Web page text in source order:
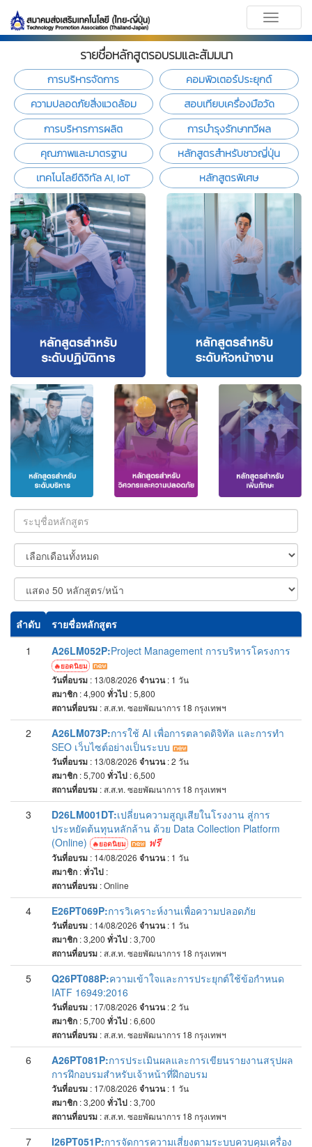
Toggle
รายชื่อหลักสูตรอบรมและสัมมนา
การบริหารจัดการ
คอมพิวเตอร์ประยุกต์
ความปลอดภัยสิ่งแวดล้อม
สอบเทียบเครื่องมือวัด
การบริหารการผลิต
การบำรุงรักษาทวีผล
คุณภาพและมาตรฐาน
หลักสูตรสำหรับชาวญี่ปุ่น
เทคโนโลยีดิจิทัล AI, IoT
หลักสูตรพิเศษ
ลำดับ
รายชื่อหลักสูตร
1
A26LM052P:Project Management การบริหารโครงการ
ยอดนิยม
วันที่อบรม : 13/08/2026 จำนวน: 1 วัน
สมาชิก : 4,900 ทั่วไป : 5,800
สถานที่อบรม : ส.ส.ท. ซอยพัฒนาการ 18 กรุงเทพฯ
2 A26LM073P:การใช้ AI เพื่อการตลาดดิจิทัล และการทำ
SEO เว็บไซต์อย่างเป็นระบบ
วันที่อบรม : 13/08/2026 จำนวน: 2 วัน
สมาชิก : 5,700 ทั่วไป : 6,500
สถานที่อบรม : ส.ส.ท. ซอยพัฒนาการ 18 กรุงเทพฯ
3 D26LM001DT:เปลี่ยนความสูญเสียในโรงงาน สู่การ
ประหยัดต้นทุนหลักล้าน ด้วย Data Collection Platform
(Online)
ยอดนิยม ฟรี
วันที่อบรม : 14/08/2026 จำนวน: 1 วัน
สมาชิก :ทั่วไป :
สถานที่อบรม :Online
4 E26PT069P:การวิเคราะห์งานเพื่อความปลอดภัย
วันที่อบรม : 14/08/2026 จำนวน: 1 วัน
สมาชิก : 3,200 ทั่วไป : 3,700
สถานที่อบรม : ส.ส.ท. ซอยพัฒนาการ 18 กรุงเทพฯ
5 Q26PT088P:ความเข้าใจและการประยุกต์ใช้ข้อกำหนด
IATF 16949:2016
วันที่อบรม : 17/08/2026 จำนวน: 2 วัน
สมาชิก : 5,700 ทั่วไป : 6,600
สถานที่อบรม : ส.ส.ท. ซอยพัฒนาการ 18 กรุงเทพฯ
6 A26PT081P:การประเมินผลและการเขียนรายงานสรุปผล
การฝึกอบรมสำหรับเจ้าหน้าที่ฝึกอบรม
วันที่อบรม : 17/08/2026 จำนวน: 1 วัน
สมาชิก : 3,200 ทั่วไป : 3,700
สถานที่อบรม : ส.ส.ท. ซอยพัฒนาการ 18 กรุงเทพฯ
7 I26PT051P:การจัดการความเสี่ยงตามระบบควบคุมเครื่อง